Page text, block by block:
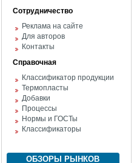
Сотрудничество
Реклама на сайте
Для авторов
Контакты
Справочная
Классификатор продукции
Термопласты
Добавки
Процессы
Нормы и ГОСТы
Классификаторы
ОБЗОРЫ РЫНКОВ